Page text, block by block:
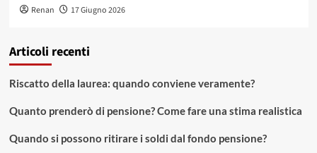
Renan 17 Giugno 2026
Articoli recenti
Riscatto della laurea: quando conviene veramente?
Quanto prenderò di pensione? Come fare una stima realistica
Quando si possono ritirare i soldi dal fondo pensione?